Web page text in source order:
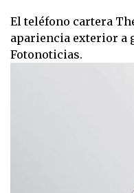
El teléfono cartera
apariencia exterior a
Fotonoticias.